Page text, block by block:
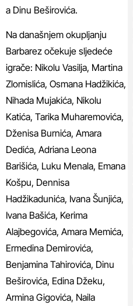
a Dinu Beširovića.
Na današnjem okupljanju
Barbarez očekuje sljedeće
igrače: Nikolu Vasilja, Martina
Zlomislića, Osmana Hadžikića,
Nihada Mujakića, Nikolu
Katića, Tarika Muharemovića,
Dženisa Burnića, Amara
Dedića, Adriana Leona
Barišića, Luku Menala, Emana
Košpu, Dennisa
Hadžikadunića, Ivana Šunjića,
Ivana Bašića, Kerima
Alajbegovića, Amara Memića,
Ermedina Demirovića,
Benjamina Tahirovića, Dinu
Beširovića, Edina Džeku,
Armina Gigovića, Naila